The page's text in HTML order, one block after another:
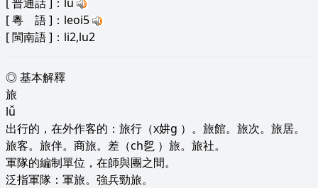
[粵 語]：leoi5
[閩南語]：li2,lu2
◎ 基本解釋
旅
lǚ
出行的，在外作客的：旅行（x妌g ）。旅館。旅次。旅居。
旅客。旅伴。商旅。差（ch乮 ）旅。旅社。
軍隊的編制單位，在師與團之間。
泛指軍隊：軍旅。強兵勁旅。